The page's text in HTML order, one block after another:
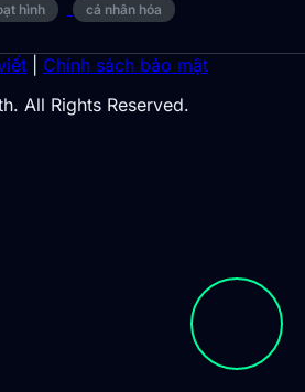
hình cá nhân hóa
Chính sách bảo mật
All Rights Reserved.